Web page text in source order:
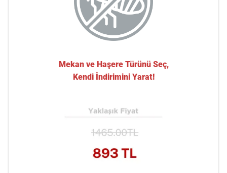
Mekan ve Haşere Türünü Seç,
Kendi İndirimini Yarat!